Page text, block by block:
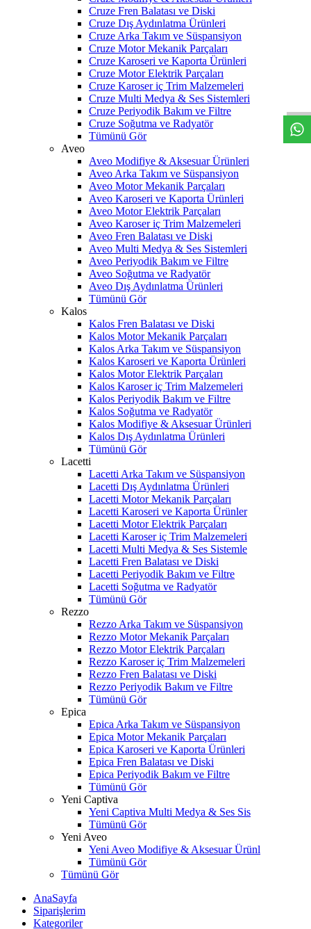
Cruze Fren Balatası ve Diski
Cruze Dış Aydınlatma Ürünleri
Cruze Arka Takım ve Süspansiyon
Cruze Motor Mekanik Parçaları
Cruze Karoseri ve Kaporta Ürünleri
Cruze Motor Elektrik Parçaları
Cruze Karoser iç Trim Malzemeleri
Cruze Multi Medya & Ses Sistemleri
Cruze Periyodik Bakım ve Filtre
Cruze Soğutma ve Radyatör
Tümünü Gör
Aveo
Aveo Modifiye & Aksesuar Ürünleri
Aveo Arka Takım ve Süspansiyon
Aveo Motor Mekanik Parçaları
Aveo Karoseri ve Kaporta Ürünleri
Aveo Motor Elektrik Parçaları
Aveo Karoser iç Trim Malzemeleri
Aveo Fren Balatası ve Diski
Aveo Multi Medya & Ses Sistemleri
Aveo Periyodik Bakım ve Filtre
Aveo Soğutma ve Radyatör
Aveo Dış Aydınlatma Ürünleri
Tümünü Gör
Kalos
Kalos Fren Balatası ve Diski
Kalos Motor Mekanik Parçaları
Kalos Arka Takım ve Süspansiyon
Kalos Karoseri ve Kaporta Ürünleri
Kalos Motor Elektrik Parçaları
Kalos Karoser iç Trim Malzemeleri
Kalos Periyodik Bakım ve Filtre
Kalos Soğutma ve Radyatör
Kalos Modifiye & Aksesuar Ürünleri
Kalos Dış Aydınlatma Ürünleri
Tümünü Gör
Lacetti
Lacetti Arka Takım ve Süspansiyon
Lacetti Dış Aydınlatma Ürünleri
Lacetti Motor Mekanik Parçaları
Lacetti Karoseri ve Kaporta Ürünler
Lacetti Motor Elektrik Parçaları
Lacetti Karoser iç Trim Malzemeleri
Lacetti Multi Medya & Ses Sistemle
Lacetti Fren Balatası ve Diski
Lacetti Periyodik Bakım ve Filtre
Lacetti Soğutma ve Radyatör
Tümünü Gör
Rezzo
Rezzo Arka Takım ve Süspansiyon
Rezzo Motor Mekanik Parçaları
Rezzo Motor Elektrik Parçaları
Rezzo Karoser iç Trim Malzemeleri
Rezzo Fren Balatası ve Diski
Rezzo Periyodik Bakım ve Filtre
Tümünü Gör
Epica
Epica Arka Takım ve Süspansiyon
Epica Motor Mekanik Parçaları
Epica Karoseri ve Kaporta Ürünleri
Epica Fren Balatası ve Diski
Epica Periyodik Bakım ve Filtre
Tümünü Gör
Yeni Captiva
Yeni Captiva Multi Medya & Ses Sis
Tümünü Gör
Yeni Aveo
Yeni Aveo Modifiye & Aksesuar Ürünl
Tümünü Gör
Tümünü Gör
AnaSayfa
Siparişlerim
Kategoriler